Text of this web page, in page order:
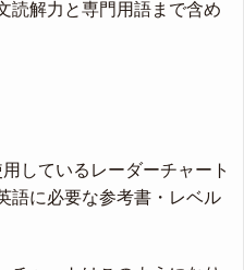
読解力と専門用語まで含め
しているレーダーチャート
語に必要な参考書・レベル